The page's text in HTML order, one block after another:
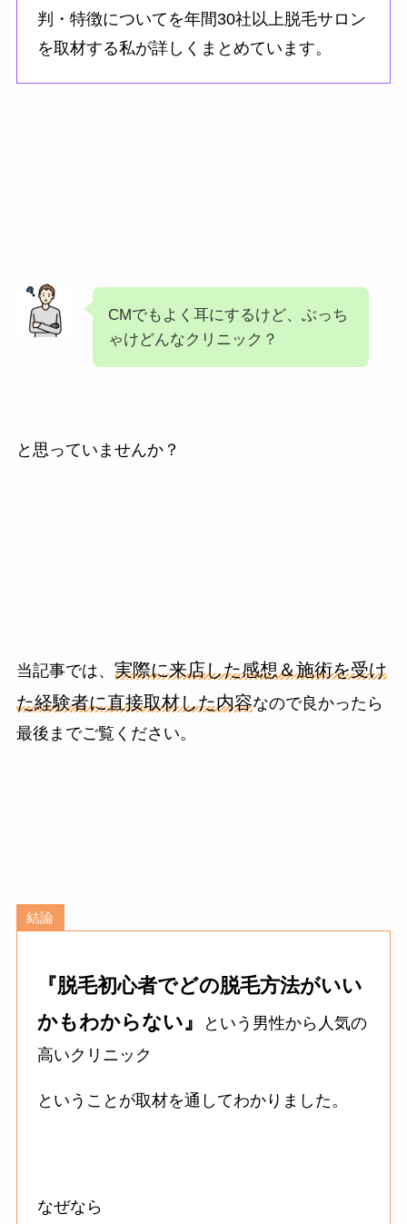
判・特徴についてを年間30社以上脱毛サロン
を取材する私が詳しくまとめています。
CMでもよく耳にするけど、ぶっち
ゃけどんなクリニック？
と思っていませんか？
当記事では、 実際に来店した感想＆施術を受け
た経験者に直接取材した内容なので良かったら
最後までご覧ください。
結論
『脱毛初心者でどの脱毛方法がいい
かもわからない』
という男性から人気の
高いクリニック
ということが取材を通してわかりました。
なぜなら